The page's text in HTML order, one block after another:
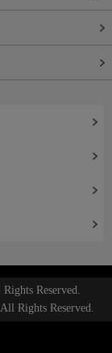
Reserved.
Rights Reserved.